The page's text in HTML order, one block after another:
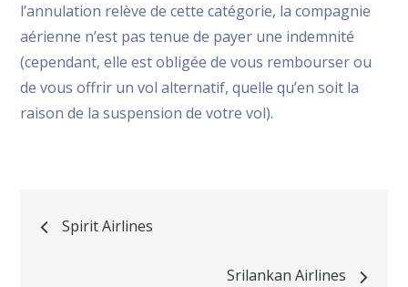
l’annulation relève de cette catégorie, la compagnie
aérienne n’est pas tenue de payer une indemnité
(cependant, elle est obligée de vous rembourser ou
de vous offrir un vol alternatif, quelle qu’en soit la
raison de la suspension de votre vol).
Spirit Airlines
Srilankan Airlines